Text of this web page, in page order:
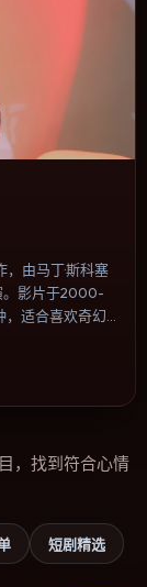
由马丁·斯科塞
。影片于2000-
，适合喜欢奇幻
类型片补片的选
，找到符合心情
短剧精选